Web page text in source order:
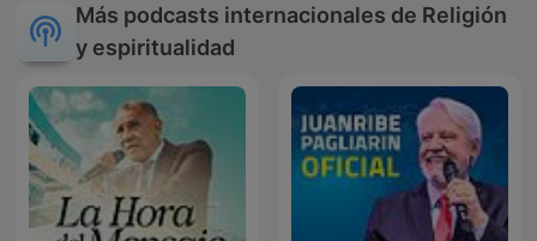
Más podcasts internacionales de Religión
y espiritualidad